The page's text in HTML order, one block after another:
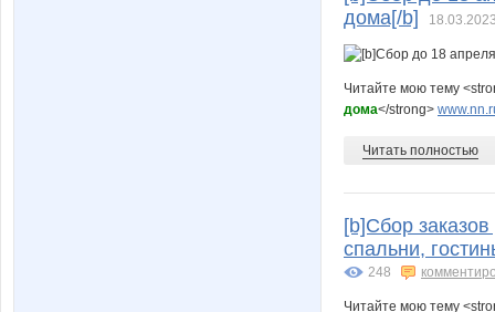
дома[/b]
Читайте мою тему
дома</strong>
Читать полностью
[b]Сбор
спальни,
248
Читайте мою тему